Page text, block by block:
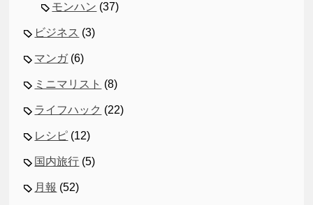
モンハン (37)
ビジネス (3)
マンガ(6)
ミニマリスト (8)
ライフハック (22)
レシピ (12)
国内旅行 (5)
月報 (52)